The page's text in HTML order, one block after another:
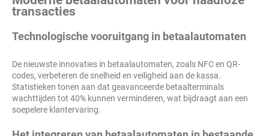
transacties
Technologische vooruitgang in betaalautomaten
De nieuwste innovaties in betaalautomaten, zoals NFC en QR-
codes, verbeteren de snelheid en veiligheid aan de kassa.
Statistieken tonen aan dat geavanceerde betaalterminals
wachttijden tot 40% kunnen verminderen, wat bijdraagt aan een
soepelere klantervaring.